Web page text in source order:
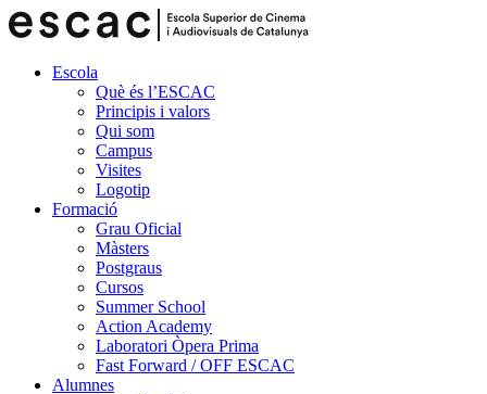
Escola
Què és l’ESCAC
Principis i valors
Qui som
Campus
Visites
Logotip
Formació
Grau Oficial
Màsters
Postgraus
Cursos
Summer School
Action Academy
Laboratori Òpera Prima
Fast Forward / OFF ESCAC
Alumnes